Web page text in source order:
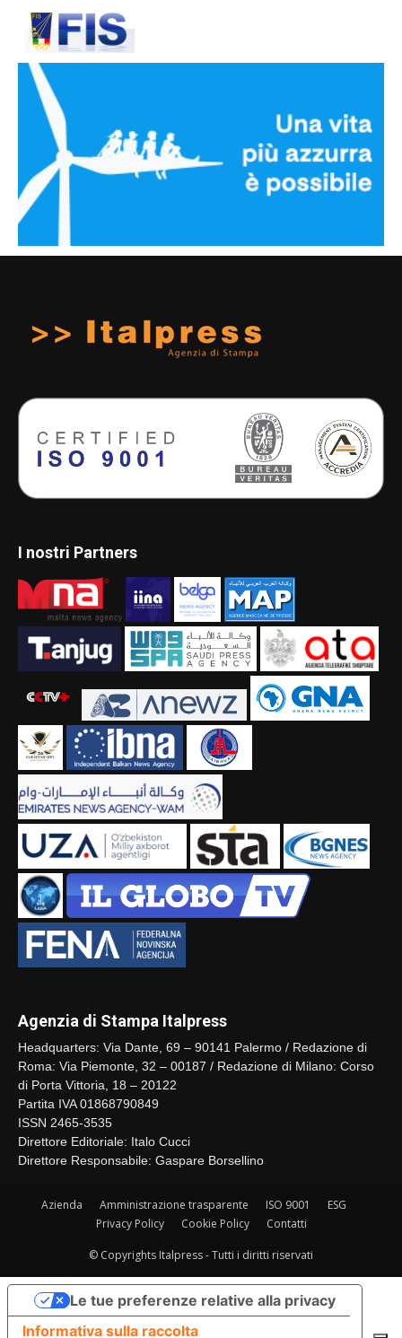
I nostri Partners
Agenzia di Stampa Italpress
Headquarters: Via Dante, 69 – 90141 Palermo / Redazione di
Roma: Via Piemonte, 32 – 00187 / Redazione di Milano: Corso
di Porta Vittoria, 18 – 20122
Partita IVA 01868790849
ISSN 2465-3535
Direttore Editoriale: Italo Cucci
Direttore Responsabile: Gaspare Borsellino
Azienda Amministrazione trasparente ISO 9001
ESG
Privacy Policy
Cookie Policy Contatti
© Copyrights Italpress - Tutti i diritti riservati
Informativa sulla raccolta
Le tue preferenze relative alla privacy